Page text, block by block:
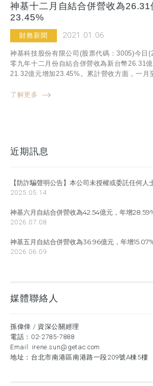
神基十二月自結合併營收為
23.45%
財務新聞 2021.01.06
神基科技股份有限公司(股票代碼：3005)今日
零九年十二月份自結合併營收為新台幣26.31
21.32億元增加23.45%。累計營收方面，一月
了解更多
近期訊息
【防詐騙聲明公告】本公司未授權或委託任何人
2025.05.14
神基六月自結合併營收為42.54億元，年增
2026.07.08
神基五月自結合併營收為36.96億元，年增
2026.06.09
媒體聯絡人
孫偉倖 / 資深公關經理
電話： 02-2785-7888
Email: irene.sun@getac.com
地址：台北市南港區南港路一段209號A棟5樓